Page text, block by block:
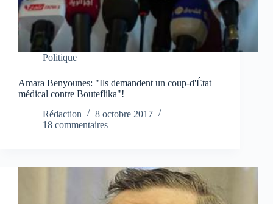
Politique
Amara Benyounes: "Ils demandent un coup-d'État
médical contre Bouteflika"!
Rédaction
8 octobre 2017
18 commentaires